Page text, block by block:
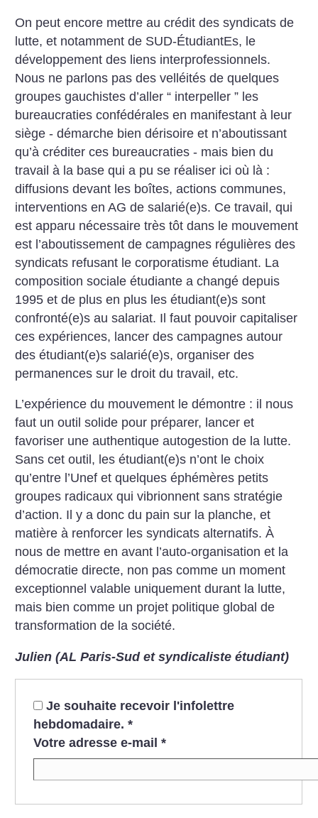
On peut encore mettre au crédit des syndicats de
lutte, et notamment de SUD-ÉtudiantEs, le
développement des liens interprofessionnels.
Nous ne parlons pas des velléités de quelques
groupes gauchistes d’aller “ interpeller ” les
bureaucraties confédérales en manifestant à leur
siège - démarche bien dérisoire et n’aboutissant
qu’à créditer ces bureaucraties - mais bien du
travail à la base qui a pu se réaliser ici où là :
diffusions devant les boîtes, actions communes,
interventions en AG de salarié(e)s. Ce travail, qui
est apparu nécessaire très tôt dans le mouvement
est l’aboutissement de campagnes régulières des
syndicats refusant le corporatisme étudiant. La
composition sociale étudiante a changé depuis
1995 et de plus en plus les étudiant(e)s sont
confronté(e)s au salariat. Il faut pouvoir capitaliser
ces expériences, lancer des campagnes autour
des étudiant(e)s salarié(e)s, organiser des
permanences sur le droit du travail, etc.
L’expérience du mouvement le démontre : il nous
faut un outil solide pour préparer, lancer et
favoriser une authentique autogestion de la lutte.
Sans cet outil, les étudiant(e)s n’ont le choix
qu’entre l’Unef et quelques éphémères petits
groupes radicaux qui vibrionnent sans stratégie
d’action. Il y a donc du pain sur la planche, et
matière à renforcer les syndicats alternatifs. À
nous de mettre en avant l’auto-organisation et la
démocratie directe, non pas comme un moment
exceptionnel valable uniquement durant la lutte,
mais bien comme un projet politique global de
transformation de la société.
Julien (AL Paris-Sud et syndicaliste étudiant)
Je souhaite recevoir l'infolettre
hebdomadaire. *
Votre adresse e-mail *